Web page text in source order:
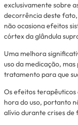
exclusivamente sobre
decorrência deste fato,
não ocasiona efeitos
córtex da glândula
Uma melhora
uso da medicação,
tratamento para que
Os efeitos terapêuticos
hora do uso, portanto
alívio durante crises de